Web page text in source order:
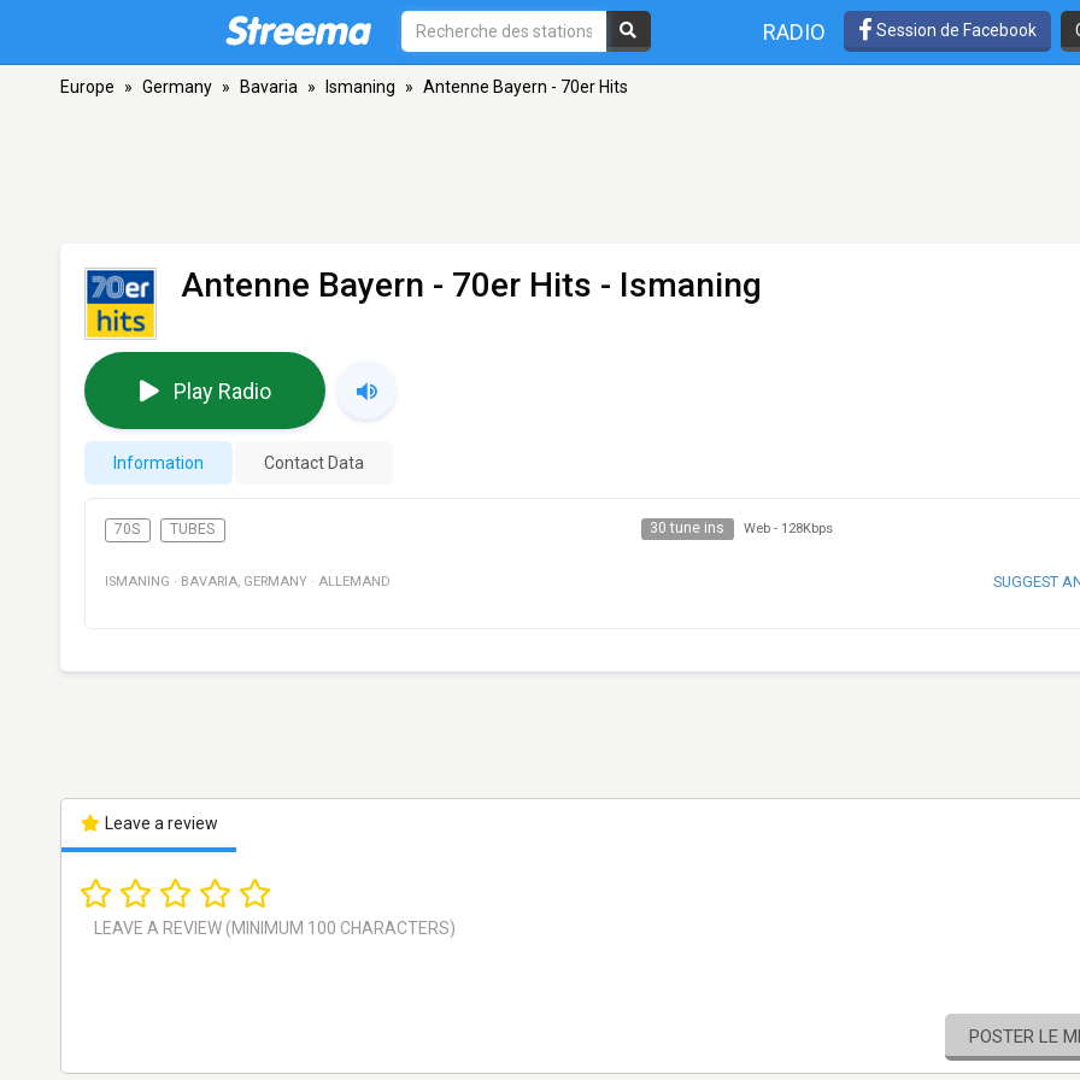
RADIO Session de Facebook
Europe » Germany » Bavaria » Ismaning » Antenne Bayern - 70er Hits
Antenne Bayern - 70er Hits - Ismaning
Play Radio
Information Contact Data
70S TUBES 30 tune ins Web - 128Kbps
ISMANING · BAVARIA, GERMANY · ALLEMAND SUGGEST
Leave a review
POSTER LE